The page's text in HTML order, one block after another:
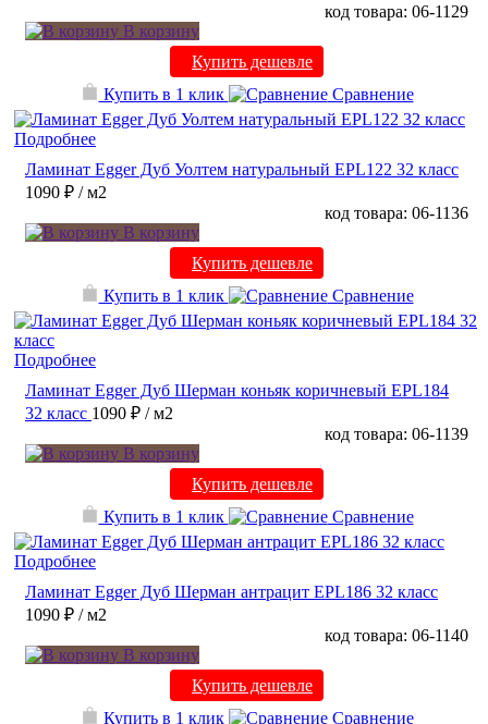
код товара: 06-1129
В корзину
Купить дешевле
Купить в 1 клик
Сравнение
Подробнее
Ламинат Egger Дуб Уолтем натуральный EPL122 32 класс
1090 ₽ / м2
код товара: 06-1136
В корзину
Купить дешевле
Купить в 1 клик
Сравнение
Подробнее
Ламинат Egger Дуб Шерман коньяк коричневый EPL184
32 класс 1090 ₽ / м2
код товара: 06-1139
В корзину
Купить дешевле
Купить в 1 клик
Сравнение
Подробнее
Ламинат Egger Дуб Шерман антрацит EPL186 32 класс
1090 ₽ / м2
код товара: 06-1140
В корзину
Купить дешевле
Купить в 1 клик
Сравнение